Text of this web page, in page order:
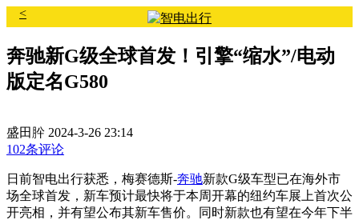
<
奔驰新G级全球首发！引擎“缩水”/电动
版定名G580
盛田肸 2024-3-26 23:14
102条评论
日前智电出行获悉，梅赛德斯-奔驰新款G级车型已在海外市
场全球首发，新车预计最快将于本周开幕的纽约车展上首次公
开亮相，并有望公布其新车售价。同时新款也有望在今年下半